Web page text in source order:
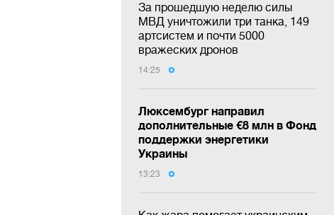
За прошедшую неделю силы
МВД уничтожили три танка, 149
артсистем и почти 5000
вражеских дронов
14:25
Люксембург направил
дополнительные €8 млн в Фонд
поддержки энергетики
Украины
13:23